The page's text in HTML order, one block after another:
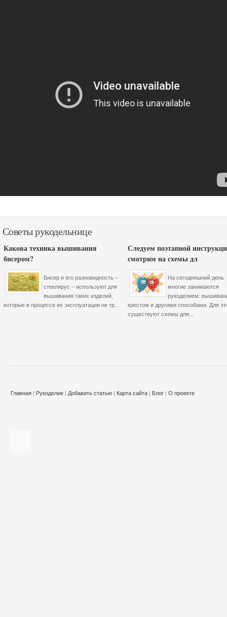
Советы рукодельнице
Какова техника вышивания
бисером?
Бисер и его разновидность –
стеклярус – используют для
вышивания таких изделий,
которые в процессе их эксплуатации не тр...
Следуем поэтапной
смотрим на схемы дл
На сегодняшний день
многие занимаются
рукоделием:
крестом и другими способами. Для
существуют схемы для...
Главная | Рукоделие | Добавить статью | Карта сайта | Блог | О проекте